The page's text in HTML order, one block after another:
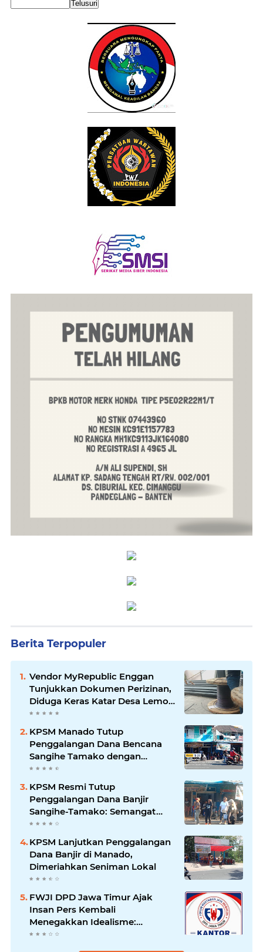
Berita Terpopuler
Vendor MyRepublic Enggan
Tunjukkan Dokumen Perizinan,
Diduga Keras Katar Desa Lemo
Disebut Handle Kordinasi
KPSM Manado Tutup
Penggalangan Dana Bencana
Sangihe Tamako dengan
Semangat Tinggi, Dihadiri
Banyak Seniman Ibu Kota
KPSM Resmi Tutup
Penggalangan Dana Banjir
Sangihe-Tamako: Semangat
Kebersamaan & Solidaritas
Tetap Terjaga
KPSM Lanjutkan Penggalangan
Dana Banjir di Manado,
Dimeriahkan Seniman Lokal
FWJI DPD Jawa Timur Ajak
Insan Pers Kembali
Menegakkan Idealisme:
"Menjadi Penulis Bukan